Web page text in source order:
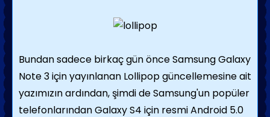
Bundan sadece birkaç gün önce Samsung Galaxy
Note 3 için yayınlanan Lollipop güncellemesine ait
yazımızın ardından, şimdi de Samsung'un popüler
telefonlarından Galaxy S4 için resmi Android 5.0